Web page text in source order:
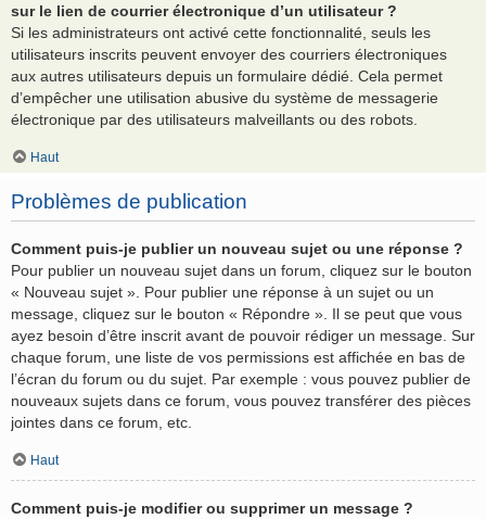
sur le lien de courrier électronique d’un utilisateur ?
Si les administrateurs ont activé cette fonctionnalité, seuls les
utilisateurs inscrits peuvent envoyer des courriers électroniques
aux autres utilisateurs depuis un formulaire dédié. Cela permet
d’empêcher une utilisation abusive du système de messagerie
électronique par des utilisateurs malveillants ou des robots.
Haut
Problèmes de publication
Comment puis-je publier un nouveau sujet ou une réponse ?
Pour publier un nouveau sujet dans un forum, cliquez sur le bouton
« Nouveau sujet ». Pour publier une réponse à un sujet ou un
message, cliquez sur le bouton « Répondre ». Il se peut que vous
ayez besoin d’être inscrit avant de pouvoir rédiger un message. Sur
chaque forum, une liste de vos permissions est affichée en bas de
l’écran du forum ou du sujet. Par exemple : vous pouvez publier de
nouveaux sujets dans ce forum, vous pouvez transférer des pièces
jointes dans ce forum, etc.
Haut
Comment puis-je modifier ou supprimer un message ?